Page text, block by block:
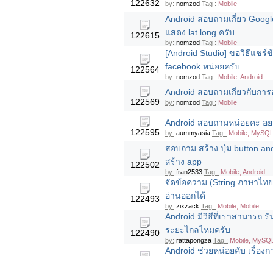
122632 by: nomzod Tag : Mobile
122615
Android สอบถามเกี่ยว
แสดง lat long ครับ
by: nomzod Tag : Mobile
122564
[Android Studio] ขอวิธีแชร์
facebook หน่อยครับ
by: nomzod Tag : Mobile, Android
122569
Android สอบถามเกี่ยวกับกา
by: nomzod Tag : Mobile
122595
Android สอบถามหน่อยคะ อ
by: aummyasia Tag : Mobile,
122502
สอบถาม สร้าง ปุ่ม button
สร้าง app
by: fran2533 Tag : Mobile, Android
122493
จัดข้อความ (String ภาษาไท
อ่านออกได้
by: zixzack Tag : Mobile, Mobile
122490
Android มีวิธีที่เราสามารถ รั
ระยะไกลไหมครับ
by: rattapongza Tag : Mobile,
Android ช่วยหน่อยคับ เรื่อง